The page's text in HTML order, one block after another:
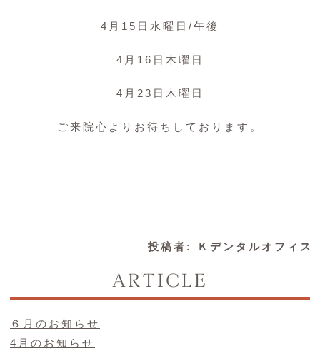
4月15日水曜日/午後
4月16日木曜日
4月23日木曜日
ご来院心よりお待ちしております。
投稿者: Ｋデンタルオフィス
ARTICLE
６月のお知らせ
4月のお知らせ